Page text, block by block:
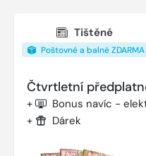
Tištěné
Poštovné a balné ZDARMA
Čtvrtletní
+ Bonus navíc -
+ Dárek